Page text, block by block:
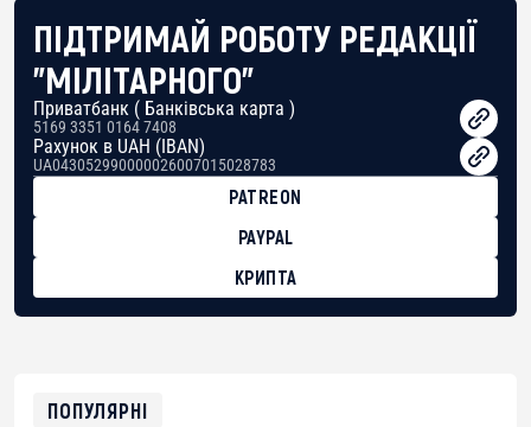
ПІДТРИМАЙ РОБОТУ РЕДАКЦІЇ
"МІЛІТАРНОГО"
Приватбанк ( Банківська карта )
5169 3351 0164 7408
Рахунок в UAH (IBAN)
UA043052990000026007015028783
PATREON
PAYPAL
КРИПТА
0xfD02863D3289416fcF50975c9DFda13623f97758
ПОПУЛЯРНІ